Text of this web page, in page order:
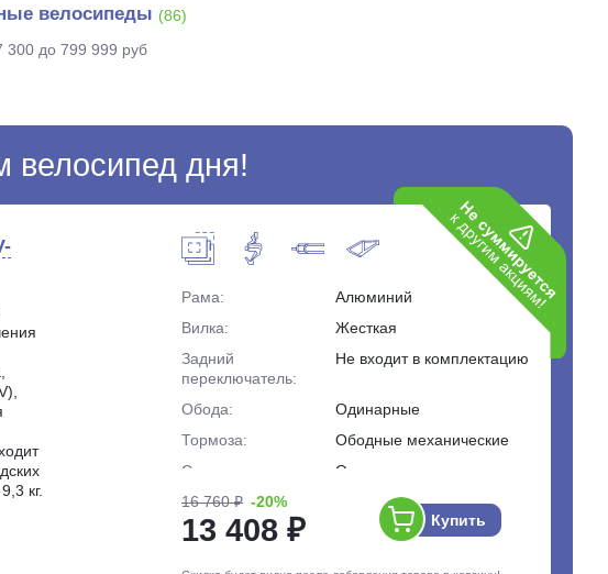
велосипеды (86)
300 до 799 999 руб
велосипед дня!
кг.
Рама:
Алюминий
Вилка:
Жесткая
Задний
переключатель:
Не входит в комплектацию
Обода:
Одинарные
Тормоза:
Ободные механические
Скорости:
Одна скорость
Вес:
16 760 ₽ -20%
13 408 ₽ Купить